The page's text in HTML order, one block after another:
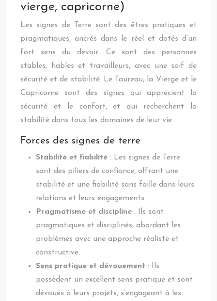
vierge, capricorne)
Les signes de Terre sont des êtres pratiques et
pragmatiques, ancrés dans le réel et dotés d’un
fort sens du devoir. Ce sont des personnes
stables, fiables et travailleurs, avec une soif de
sécurité et de stabilité. Le Taureau, la Vierge et le
Capricorne sont des signes qui apprécient la
sécurité et le confort, et qui recherchent la
stabilité dans tous les domaines de leur vie.
Forces des signes de terre
Stabilité et fiabilité : Les signes de Terre
sont des piliers de confiance, offrant une
stabilité et une fiabilité sans faille dans leurs
relations et leurs engagements.
Pragmatisme et discipline : Ils sont
pragmatiques et disciplinés, abordant les
problèmes avec une approche réaliste et
constructive.
Sens pratique et dévouement : Ils
possèdent un excellent sens pratique et sont
dévoués à leurs projets, s’engageant à les